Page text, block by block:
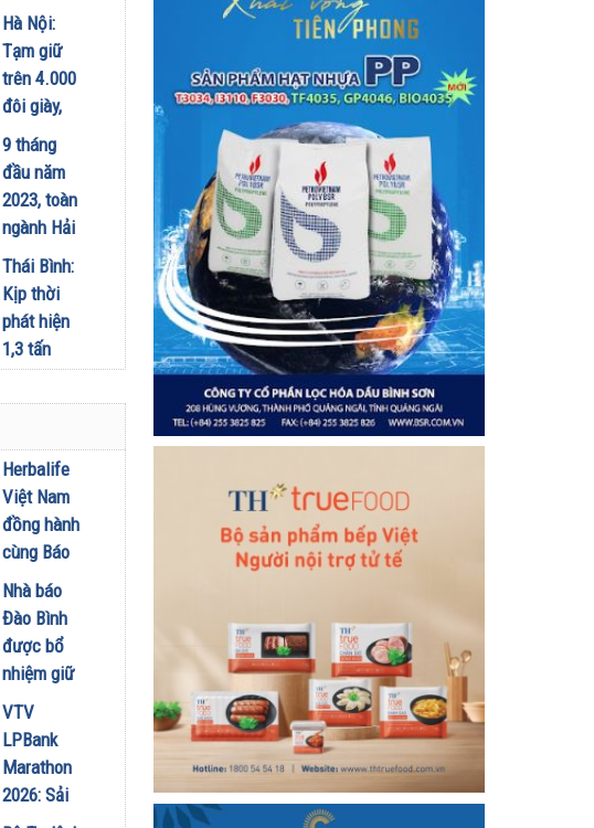
15/10/2023
hoa không
rõ nguồn
gốc
13/10/2023
Hà Nội:
Tạm giữ
trên 4.000
đôi giày,
dép có dấu
hiệu giả
mạo nhãn
hiệu
9 tháng
đầu năm
2023, toàn
ngành Hải
quan đã
bắt giữ, xử
lý gần
13.000 vụ
việc vi
Thái Bình:
Kịp thời
phát hiện
1,3 tấn
hàng hóa
có dấu hiệu
04/10/2023
Herbalife
Việt Nam
đồng hành
cùng Báo
Sức khỏe
và Đời
sống tổ
chức Cuộc
thi “Tôi
Khỏe Đẹp
Hơn” lần
thứ 5 để
khuyến
Nhà báo
Đào Bình
được bổ
nhiệm giữ
chức Tổng
Biên tập
Tạp chí
Doanh
VTV
LPBank
Marathon
2026: Sải
bước qua